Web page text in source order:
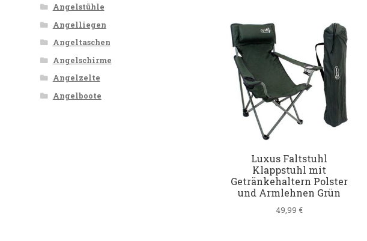
Luxus Faltstuhl
Klappstuhl mit
Getränkehaltern Polster
und Armlehnen Grün
49,99 €
Angelstühle
Angelliegen
Angeltaschen
Angelschirme
Angelzelte
Angelboote